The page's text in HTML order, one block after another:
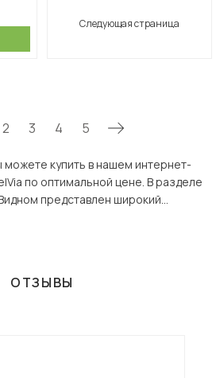
Следующая страница
2 3 4 5
купить в нашем интернет-
оптимальной цене. В разделе
представлен широкий
в Москве и Подмосковью,
ОТЗЫВЫ